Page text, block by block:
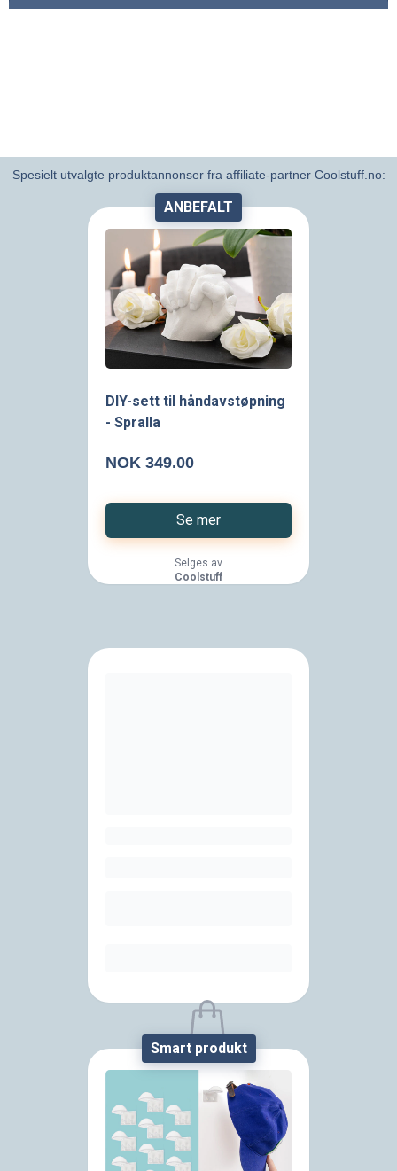
Spesielt utvalgte produktannonser fra affiliate-partner Coolstuff.no:
ANBEFALT
DIY-sett til håndavstøpning
- Spralla
NOK 349.00
Se mer
Selges av
Coolstuff
Sorry, the product is
currently unavailable.
Smart produkt